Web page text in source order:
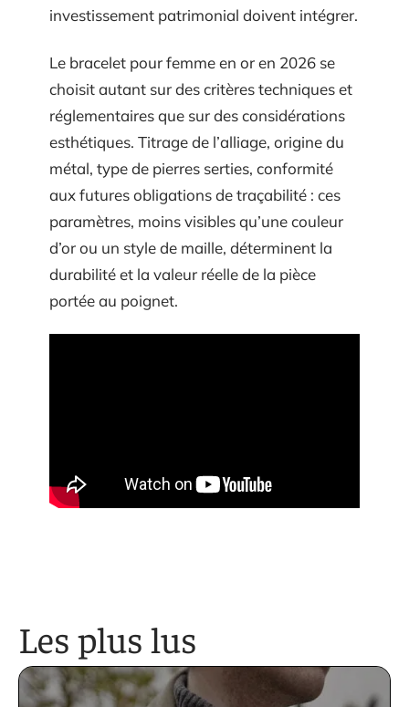
investissement patrimonial doivent intégrer.
Le bracelet pour femme en or en 2026 se
choisit autant sur des critères techniques et
réglementaires que sur des considérations
esthétiques. Titrage de l’alliage, origine du
métal, type de pierres serties, conformité
aux futures obligations de traçabilité : ces
paramètres, moins visibles qu’une couleur
d’or ou un style de maille, déterminent la
durabilité et la valeur réelle de la pièce
portée au poignet.
Les plus lus